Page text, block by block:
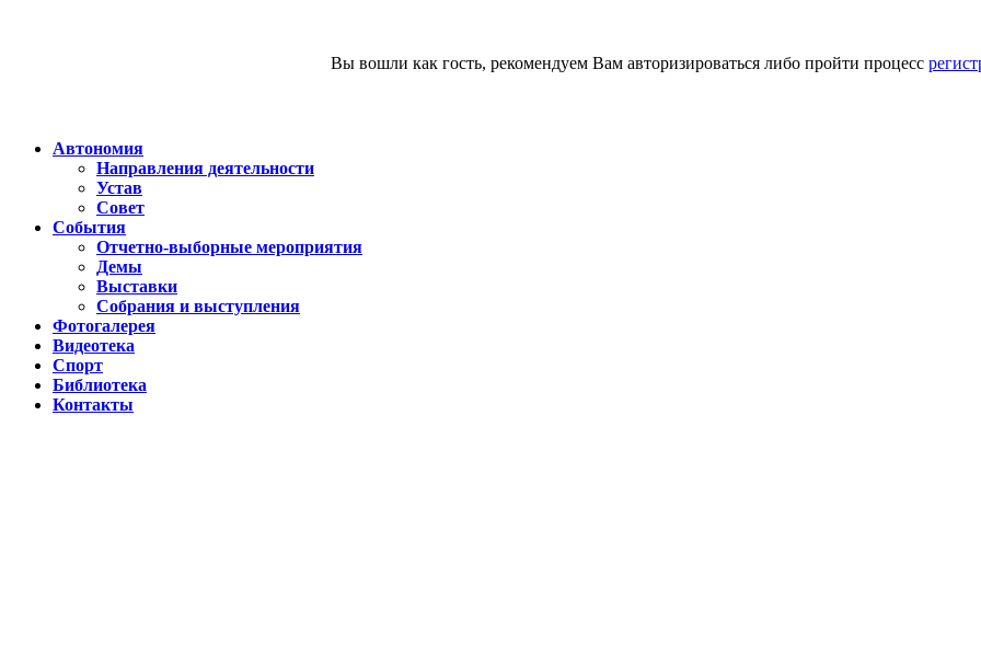
Вы вошли как гость, рекомендуем Вам авторизироваться либо пройти процесс
Автономия
Направления деятельности
Устав
Совет
События
Отчетно-выборные мероприятия
Демы
Выставки
Собрания и выступления
Фотогалерея
Видеотека
Спорт
Библиотека
Контакты